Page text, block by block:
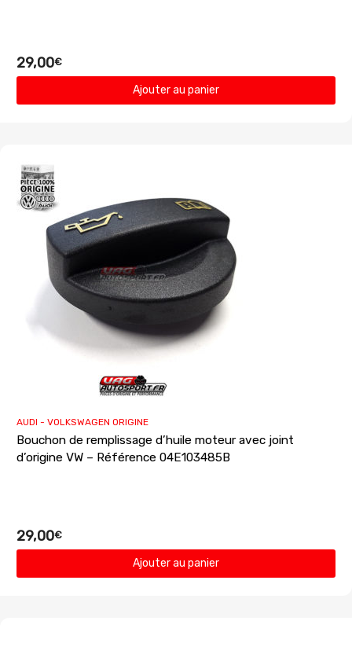
29,00€
Ajouter au panier
AUDI - VOLKSWAGEN ORIGINE
Bouchon de remplissage d’huile moteur avec joint
d’origine VW – Référence 04E103485B
29,00€
Ajouter au panier